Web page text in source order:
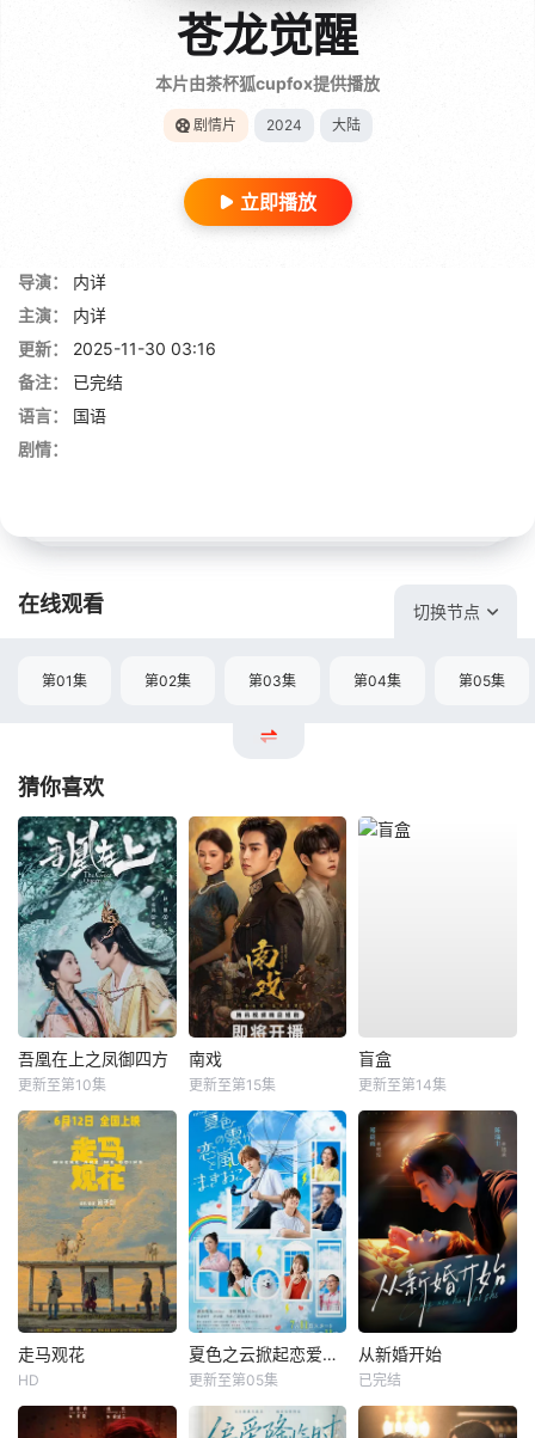
苍龙觉醒
本片由茶杯狐cupfox提供播放
剧情片 2024 大陆
立即播放
导演：
内详
主演：
内详
更新：
2025-11-30 03:16
备注：
已完结
语言：
国语
剧情：
在线观看 切换节点
第01集 第02集 第03集 第04集 第05集
猜你喜欢
吾凰在上之凤御四方
更新至第10集
南戏
更新至第15集
盲盒
更新至第14集
走马观花
HD
夏色之云掀起恋爱与风暴
更新至第05集
从新婚开始
已完结